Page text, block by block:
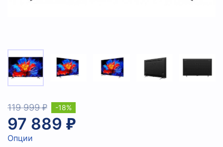
119 999 ₽
97 889 ₽
-18%
Опции